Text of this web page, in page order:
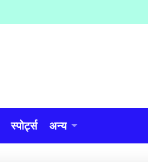
स्पोर्ट्स अन्य